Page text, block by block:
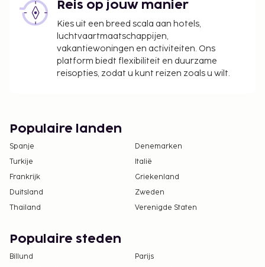
Reis op jouw manier
Kies uit een breed scala aan hotels,
luchtvaartmaatschappijen,
vakantiewoningen en activiteiten. Ons
platform biedt flexibiliteit en duurzame
reisopties, zodat u kunt reizen zoals u wilt.
Populaire landen
Spanje
Denemarken
Turkije
Italië
Frankrijk
Griekenland
Duitsland
Zweden
Thailand
Verenigde Staten
Populaire steden
Billund
Parijs